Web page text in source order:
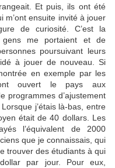
Et puis, ils ont été
m’ont ensuite invité à jouer
de curiosité. C’est la
gens me portaient et de
poursuivant leurs
à jouer de nouveau. Si
en exemple par les
ont ouvert le pays aux
programmes d’ajustement
j’étais là-bas, entre
était de 40 dollars. Les
l’équivalent de 2000
que je connaissais, qui
trouver des étudiants à qui
par jour. Pour eux,